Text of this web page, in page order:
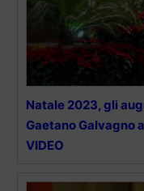
Natale 2023, gli
Gaetano Galvagno
VIDEO